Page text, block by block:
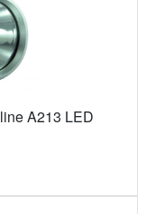
A213 LED